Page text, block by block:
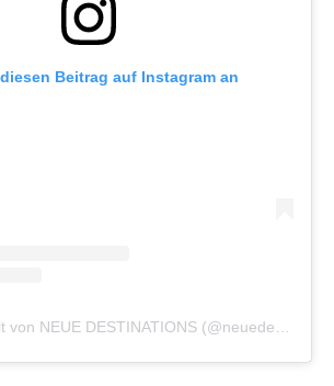
Beitrag auf Instagram an